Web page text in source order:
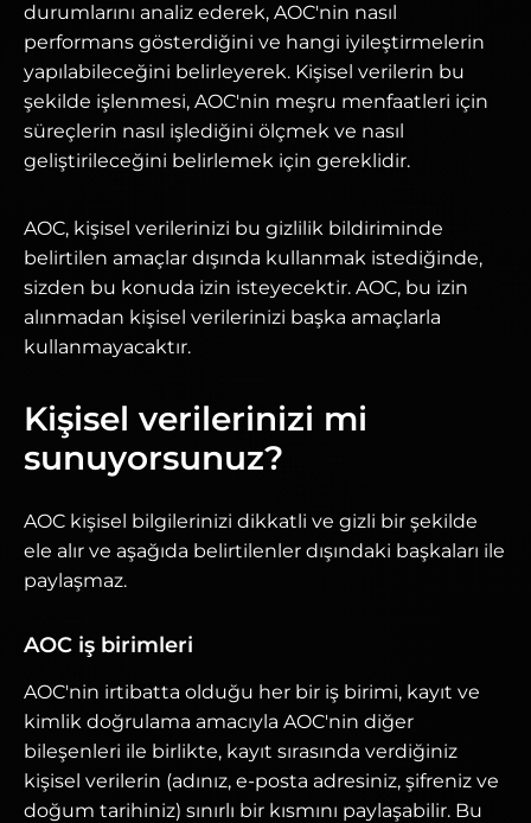
durumlarını analiz ederek, AOC'nin nasıl
performans gösterdiğini ve hangi iyileştirmelerin
yapılabileceğini belirleyerek. Kişisel verilerin bu
şekilde işlenmesi, AOC'nin meşru menfaatleri için
süreçlerin nasıl işlediğini ölçmek ve nasıl
geliştirileceğini belirlemek için gereklidir.
AOC, kişisel verilerinizi bu gizlilik bildiriminde
belirtilen amaçlar dışında kullanmak istediğinde,
sizden bu konuda izin isteyecektir. AOC, bu izin
alınmadan kişisel verilerinizi başka amaçlarla
kullanmayacaktır.
Kişisel verilerinizi mi
sunuyorsunuz?
AOC kişisel bilgilerinizi dikkatli ve gizli bir şekilde
ele alır ve aşağıda belirtilenler dışındaki başkaları ile
paylaşmaz.
AOC iş birimleri
AOC'nin irtibatta olduğu her bir iş birimi, kayıt ve
kimlik doğrulama amacıyla AOC'nin diğer
bileşenleri ile birlikte, kayıt sırasında verdiğiniz
kişisel verilerin (adınız, e-posta adresiniz, şifreniz ve
doğum tarihiniz) sınırlı bir kısmını paylaşabilir. Bu